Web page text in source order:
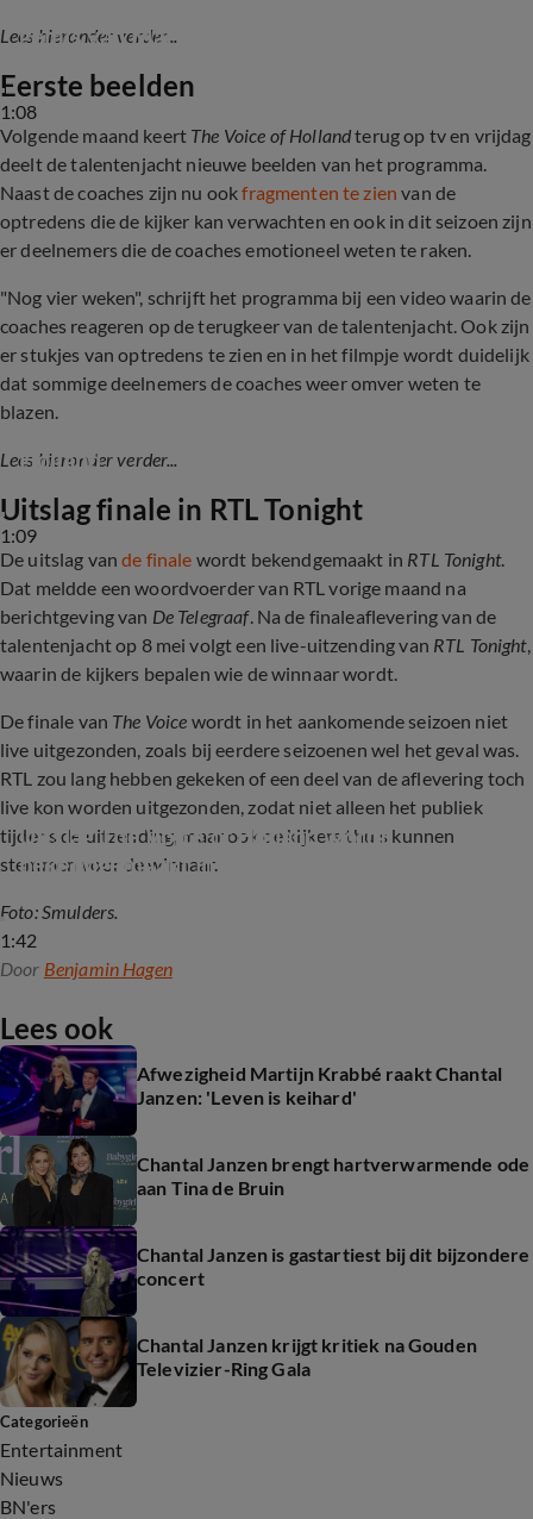
Lees hieronder verder...
1:08
gemis van Martijn Krabbé bij The Voice
Eerste beelden
Volgende maand keert The Voice of Hollandterug op tv en vrijdag
deelt de talentenjacht nieuwe beelden van het programma.
Naast de coaches zijn nu ookfragmenten te zien van de
optredens die de kijker kan verwachten en ook in dit seizoen zijn
er deelnemers die de coaches emotioneel weten te raken.
"Nog vier weken", schrijft het programma bij een video waarin de
coaches reageren op de terugkeer van de talentenjacht. Ook zijn
er stukjes van optredens te zien en in het filmpje wordt duidelijk
dat sommige deelnemers de coaches weer omver weten te
blazen.
Lees hieronder verder...
1:09
Holland
Uitslag finale in RTL Tonight
De uitslag van de finale wordt bekendgemaakt in RTL Tonight.
Dat meldde een woordvoerder van RTL vorige maand na
berichtgeving van De Telegraaf. Na de finaleaflevering van de
talentenjacht op 8 mei volgt een live-uitzending van RTL Tonight,
waarin de kijkers bepalen wie de winnaar wordt.
De finale van The Voice wordt in het aankomende seizoen niet
live uitgezonden, zoals bij eerdere seizoenen wel het geval was.
RTL zou lang hebben gekeken of een deel van de aflevering toch
live kon worden uitgezonden, zodat niet alleen het publiek
tijdens de uitzending, maar ook de kijkers thuis kunnen
stemmen voor de winnaar.
1:42
Uitslag The Voice of Holland wordt
bekendgemaakt in RTL Tonight
Foto: Smulders.
Door Benjamin Hagen
Lees ook
Afwezigheid Martijn Krabbé raakt Chantal
Janzen: 'Leven is keihard'
Chantal Janzen brengt hartverwarmende ode
aan Tina de Bruin
Chantal Janzen is gastartiest bij dit bijzondere
concert
Chantal Janzen krijgt kritiek na Gouden
Televizier-Ring Gala
Categorieën
Entertainment
Nieuws
BN'ers